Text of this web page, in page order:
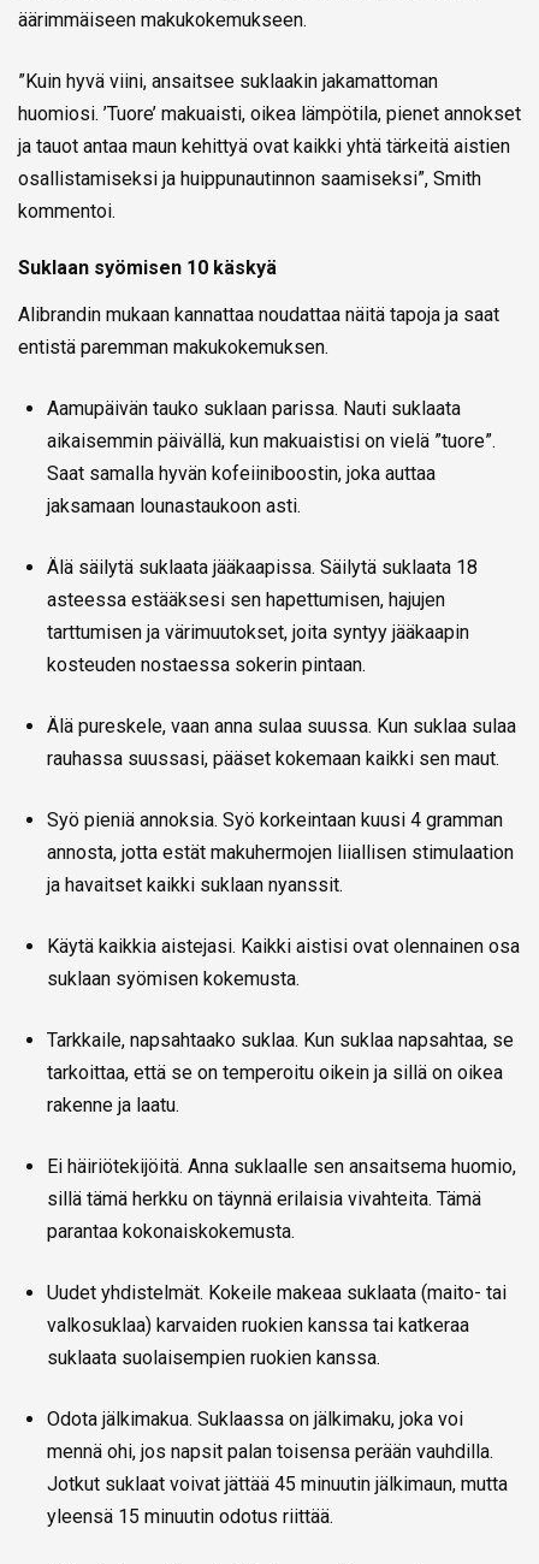
äärimmäiseen makukokemukseen.
”Kuin hyvä viini, ansaitsee suklaakin jakamattoman
huomiosi. ’Tuore’ makuaisti, oikea lämpötila, pienet annokset
ja tauot antaa maun kehittyä ovat kaikki yhtä tärkeitä aistien
osallistamiseksi ja huippunautinnon saamiseksi”, Smith
kommentoi.
Suklaan syömisen 10 käskyä
Alibrandin mukaan kannattaa noudattaa näitä tapoja ja saat
entistä paremman makukokemuksen.
Aamupäivän tauko suklaan parissa. Nauti suklaata
aikaisemmin päivällä, kun makuaistisi on vielä ”tuore”.
Saat samalla hyvän kofeiiniboostin, joka auttaa
jaksamaan lounastaukoon asti.
Älä säilytä suklaata jääkaapissa. Säilytä suklaata 18
asteessa estääksesi sen hapettumisen, hajujen
tarttumisen ja värimuutokset, joita syntyy jääkaapin
kosteuden nostaessa sokerin pintaan.
Älä pureskele, vaan anna sulaa suussa. Kun suklaa sulaa
rauhassa suussasi, pääset kokemaan kaikki sen maut.
Syö pieniä annoksia. Syö korkeintaan kuusi 4 gramman
annosta, jotta estät makuhermojen liiallisen stimulaation
ja havaitset kaikki suklaan nyanssit.
Käytä kaikkia aistejasi. Kaikki aistisi ovat olennainen osa
suklaan syömisen kokemusta.
Tarkkaile, napsahtaako suklaa. Kun suklaa napsahtaa, se
tarkoittaa, että se on temperoitu oikein ja sillä on oikea
rakenne ja laatu.
Ei häiriötekijöitä. Anna suklaalle sen ansaitsema huomio,
sillä tämä herkku on täynnä erilaisia vivahteita. Tämä
parantaa kokonaiskokemusta.
Uudet yhdistelmät. Kokeile makeaa suklaata (maito- tai
valkosuklaa) karvaiden ruokien kanssa tai katkeraa
suklaata suolaisempien ruokien kanssa.
Odota jälkimakua. Suklaassa on jälkimaku, joka voi
mennä ohi, jos napsit palan toisensa perään vauhdilla.
Jotkut suklaat voivat jättää 45 minuutin jälkimaun, mutta
yleensä 15 minuutin odotus riittää.